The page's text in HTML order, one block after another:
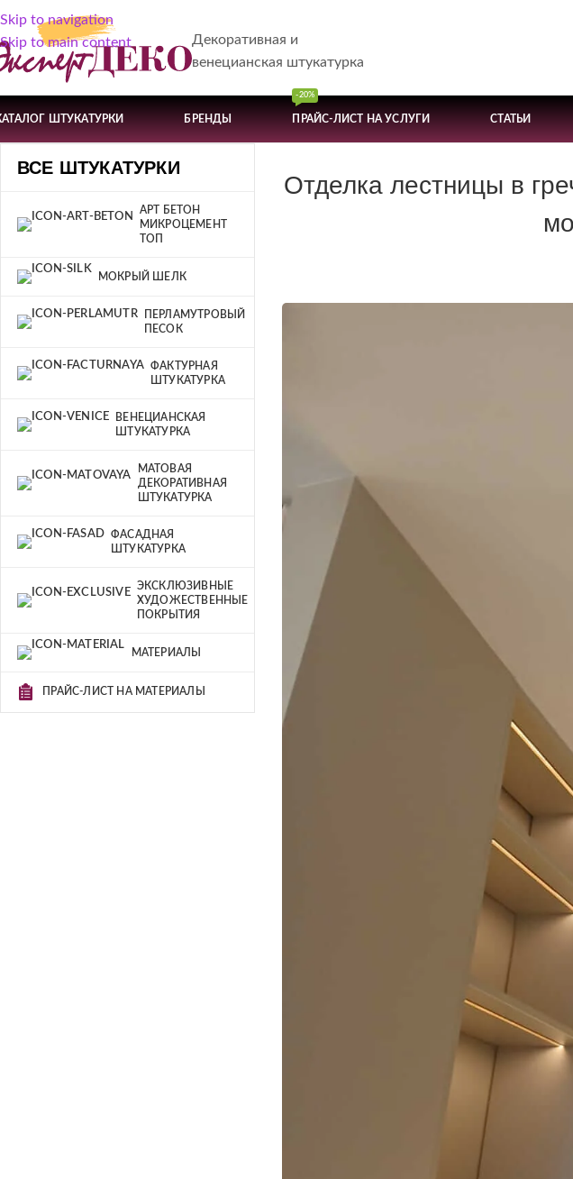
Skip to navigation
Skip to main content
Декоративная и
венецианская штукатурка
ШТУКАТУРКИ БРЕНДЫ ПРАЙС-ЛИСТ НА УСЛУГИ
-20%
СТАТЬИ
ВСЕ ШТУКАТУРКИ
АРТ БЕТОН
МИКРОЦЕМЕНТ
ТОП
МОКРЫЙ ШЕЛК
ПЕРЛАМУТРОВЫЙ
ПЕСОК
ФАКТУРНАЯ
ШТУКАТУРКА
ВЕНЕЦИАНСКАЯ
ШТУКАТУРКА
МАТОВАЯ
ДЕКОРАТИВНАЯ
ШТУКАТУРКА
ФАСАДНАЯ
ШТУКАТУРКА
ЭКСКЛЮЗИВНЫЕ
ХУДОЖЕСТВЕННЫЕ
ПОКРЫТИЯ
МАТЕРИАЛЫ
ПРАЙС-ЛИСТ НА МАТЕРИАЛЫ
Отделка лестницы в